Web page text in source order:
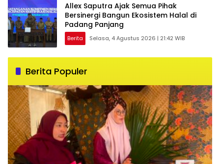
Allex Saputra Ajak Semua Pihak
Bersinergi Bangun Ekosistem Halal di
Padang Panjang
Berita Selasa, 4 Agustus 2026 | 21:42 WIB
Berita Populer